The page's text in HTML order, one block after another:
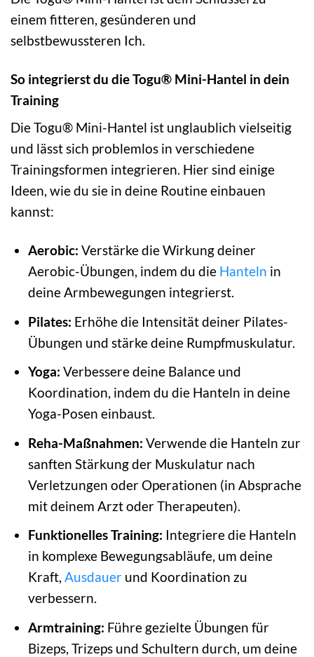
einem fitteren, gesünderen und
selbstbewussteren Ich.
So integrierst du die Togu® Mini-Hantel in dein
Training
Die Togu® Mini-Hantel ist unglaublich vielseitig
und lässt sich problemlos in verschiedene
Trainingsformen integrieren. Hier sind einige
Ideen, wie du sie in deine Routine einbauen
kannst:
Aerobic: Verstärke die Wirkung deiner
Aerobic-Übungen, indem du die Hanteln in
deine Armbewegungen integrierst.
Pilates: Erhöhe die Intensität deiner Pilates-
Übungen und stärke deine Rumpfmuskulatur.
Yoga: Verbessere deine Balance und
Koordination, indem du die Hanteln in deine
Yoga-Posen einbaust.
Reha-Maßnahmen: Verwende die Hanteln zur
sanften Stärkung der Muskulatur nach
Verletzungen oder Operationen (in Absprache
mit deinem Arzt oder Therapeuten).
Funktionelles Training: Integriere die Hanteln
in komplexe Bewegungsabläufe, um deine
Kraft, Ausdauerund Koordination zu
verbessern.
Armtraining: Führe gezielte Übungen für
Bizeps, Trizeps und Schultern durch, um deine